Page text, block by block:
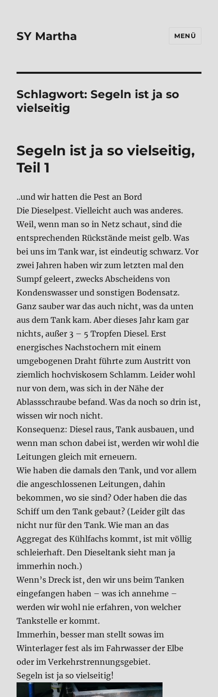
SY Martha MENÜ
Schlagwort:Segeln ist ja so
vielseitig
Segeln ist ja so vielseitig,
Teil 1
..und wir hatten die Pest an Bord
Die Dieselpest. Vielleicht auch was anderes.
Weil, wenn man so in Netz schaut, sind die
entsprechenden Rückstände meist gelb. Was
bei uns im Tank war, ist eindeutig schwarz. Vor
zwei Jahren haben wir zum letzten mal den
Sumpf geleert, zwecks Abscheidens von
Kondenswasser und sonstigen Bodensatz.
Ganz sauber war das auch nicht, was da unten
aus dem Tank kam. Aber dieses Jahr kam gar
nichts, außer 3 – 5 Tropfen Diesel. Erst
energisches Nachstochern mit einem
umgebogenen Draht führte zum Austritt von
ziemlich hochviskosem Schlamm. Leider wohl
nur von dem, was sich in der Nähe der
Ablassschraube befand. Was da noch so drin ist,
wissen wir noch nicht.
Konsequenz: Diesel raus, Tank ausbauen, und
wenn man schon dabei ist, werden wir wohl die
Leitungen gleich mit erneuern.
Wie haben die damals den Tank, und vor allem
die angeschlossenen Leitungen, dahin
bekommen, wo sie sind? Oder haben die das
Schiff um den Tank gebaut? (Leider gilt das
nicht nur für den Tank. Wie man an das
Aggregat des Kühlfachs kommt, ist mit völlig
schleierhaft. Den Dieseltank sieht man ja
immerhin noch.)
Wenn’s Dreck ist, den wir uns beim Tanken
eingefangen haben – was ich annehme –
werden wir wohl nie erfahren, von welcher
Tankstelle er kommt.
Immerhin, besser man stellt sowas im
Winterlager fest als im Fahrwasser der Elbe
oder im Verkehrstrennungsgebiet.
Segeln ist ja so vielseitig!